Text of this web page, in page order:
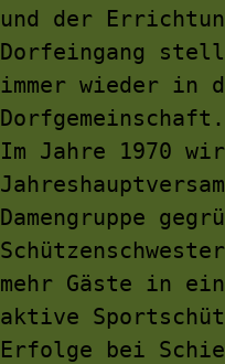
und der
Dorfeingang
immer wieder in
Dorfgemeinschaft.
Im Jahre 1970
Damengruppe
mehr Gäste in
aktive
Erfolge bei